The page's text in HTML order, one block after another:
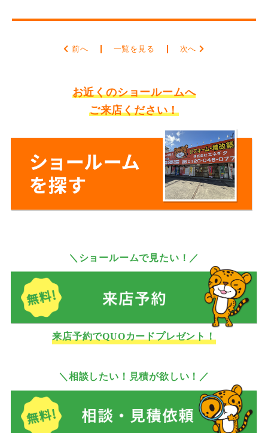
前へ 一覧を見る 次へ
お近くのショールームへ
ご来店ください！
＼ショールームで見たい！／
来店予約でQUOカードプレゼント！
＼相談したい！見積が欲しい！／